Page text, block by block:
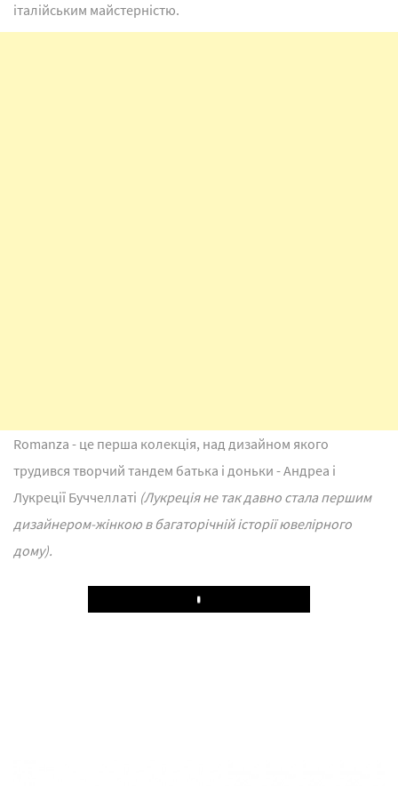
італійським майстерністю.
Romanza - це перша колекція, над дизайном якого
трудився творчий тандем батька і доньки - Андреа і
Лукреції Буччеллаті (Лукреція не так давно стала першим
дизайнером-жінкою в багаторічній історії ювелірного
дому).
Play